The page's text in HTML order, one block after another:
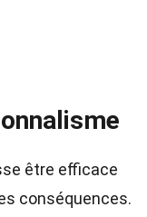
être efficace
conséquences.